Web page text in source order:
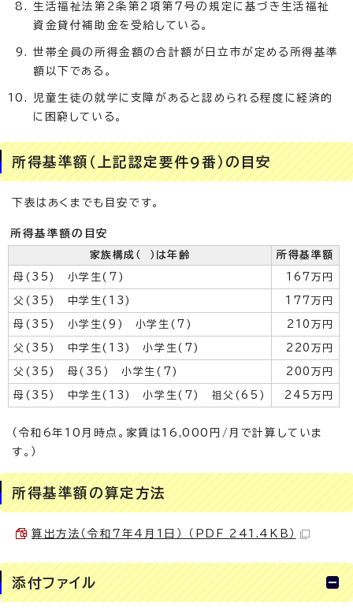
生活福祉法第2条第2項第7号の規定に基づき生活福祉
資金貸付補助金を受給している。
世帯全員の所得金額の合計額が日立市が定める所得基準
額以下である。
児童生徒の就学に支障があると認められる程度に経済的
に困窮している。
所得基準額（上記認定要件9番）の目安
下表はあくまでも目安です。
所得基準額の目安
家族構成（ ）は年齢 所得基準額
母(35) 小学生(7) 167万円
父(35) 中学生(13) 177万円
母(35) 小学生(9) 小学生(7) 210万円
父(35) 中学生(13) 小学生(7) 220万円
父(35) 母(35) 小学生(7) 200万円
母(35) 中学生(13) 小学生(7) 祖父(65) 245万円
（令和6年10月時点。家賃は16,000円/月で計算していま
す。）
所得基準額の算定方法
算出方法（令和7年4月1日） （PDF 241.4KB）
添付ファイル